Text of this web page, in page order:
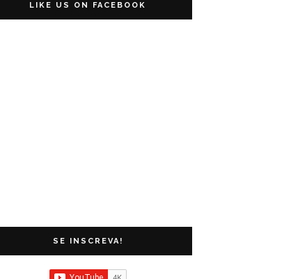
LIKE US ON FACEBOOK
SE INSCREVA!